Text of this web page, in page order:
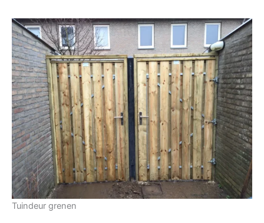
Tuindeur grenen